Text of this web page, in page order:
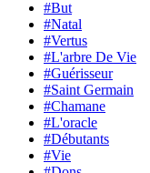
#But
#Natal
#Vertus
#L'arbre De Vie
#Guérisseur
#Saint Germain
#Chamane
#L'oracle
#Débutants
#Vie